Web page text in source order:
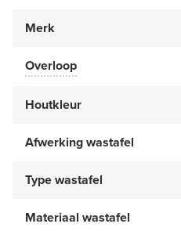
Merk
Overloop
Houtkleur
Afwerking wastafel
Type wastafel
Materiaal wastafel